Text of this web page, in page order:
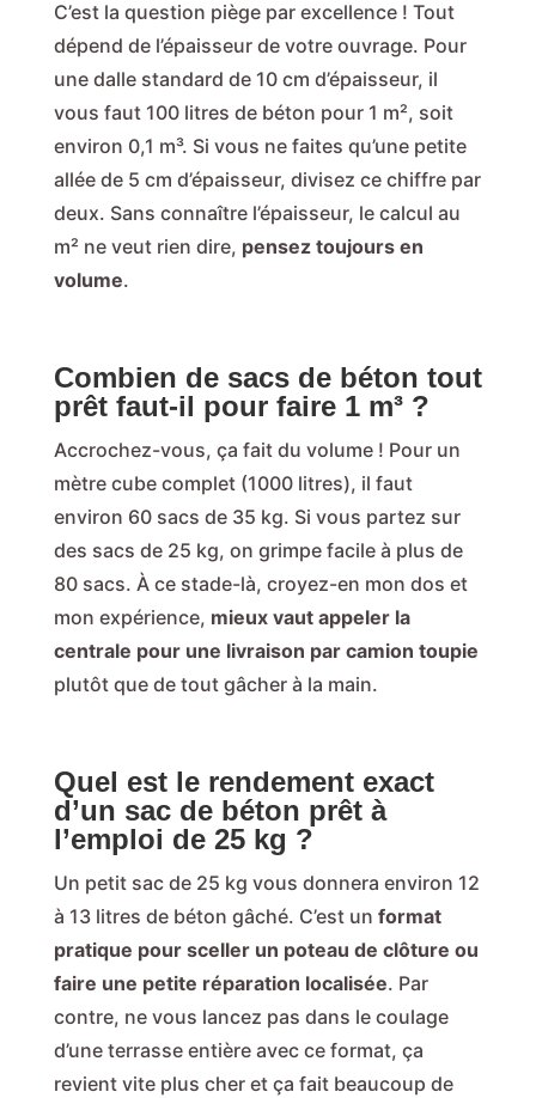
C’est la question piège par excellence ! Tout
dépend de l’épaisseur de votre ouvrage. Pour
une dalle standard de 10 cm d’épaisseur, il
vous faut 100 litres de béton pour 1 m², soit
environ 0,1 m³. Si vous ne faites qu’une petite
allée de 5 cm d’épaisseur, divisez ce chiffre par
deux. Sans connaître l’épaisseur, le calcul au
m² ne veut rien dire, pensez toujours en
volume.
Combien de sacs de béton tout
prêt faut-il pour faire 1 m³ ?
Accrochez-vous, ça fait du volume ! Pour un
mètre cube complet (1000 litres), il faut
environ 60 sacs de 35 kg. Si vous partez sur
des sacs de 25 kg, on grimpe facile à plus de
80 sacs. À ce stade-là, croyez-en mon dos et
mon expérience, mieux vaut appeler la
centrale pour une livraison par camion toupie
plutôt que de tout gâcher à la main.
Quel est le rendement exact
d’un sac de béton prêt à
l’emploi de 25 kg ?
Un petit sac de 25 kg vous donnera environ 12
à 13 litres de béton gâché. C’est un format
pratique pour sceller un poteau de clôture ou
faire une petite réparation localisée. Par
contre, ne vous lancez pas dans le coulage
d’une terrasse entière avec ce format, ça
revient vite plus cher et ça fait beaucoup de